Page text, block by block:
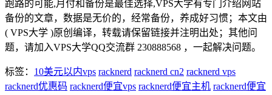
跑路的可能,月付和备份是最佳选择,VPS大学有专门介绍网站
备份的文章，数据是无价的，经常备份，养成好习惯；本文由
( VPS大学 )原创编译，转载请保留链接并注明出处；其他问
题，请加入VPS大学QQ交流群 230888568 ，一起解决问题。
标签： 10美元以内vps racknerd racknerd cn2 racknerd vps
racknerd优惠码 racknerd便宜vps racknerd便宜主机 racknerd便宜